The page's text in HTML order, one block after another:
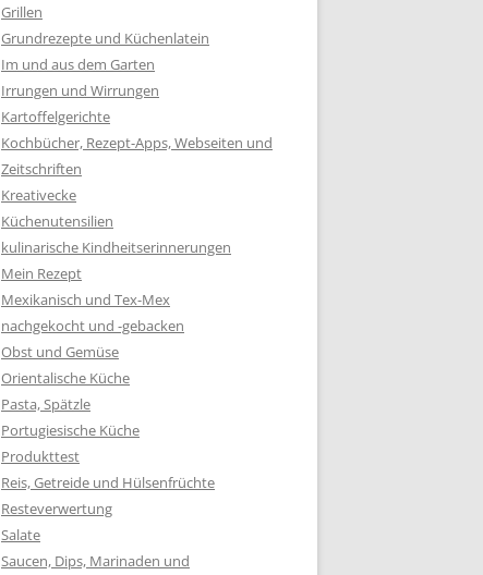
Grillen
Grundrezepte und Küchenlatein
Im und aus dem Garten
Irrungen und Wirrungen
Kartoffelgerichte
Kochbücher, Rezept-Apps, Webseiten und
Zeitschriften
Kreativecke
Küchenutensilien
kulinarische Kindheitserinnerungen
Mein Rezept
Mexikanisch und Tex-Mex
nachgekocht und -gebacken
Obst und Gemüse
Orientalische Küche
Pasta, Spätzle
Portugiesische Küche
Produkttest
Reis, Getreide und Hülsenfrüchte
Resteverwertung
Salate
Saucen, Dips, Marinaden und